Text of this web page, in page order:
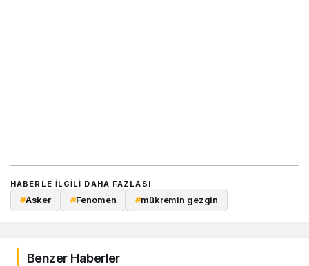
HABERLE ILGILI DAHA FAZLASI
#Asker #Fenomen #mükremin gezgin
Benzer Haberler